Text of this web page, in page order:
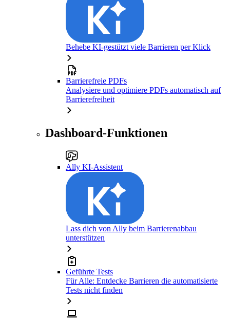
Behebe KI-gestützt viele Barrieren per Klick
Barrierefreie PDFs
Analysiere und optimiere PDFs automatisch auf
Barrierefreiheit
Dashboard-Funktionen
Ally KI-Assistent
Lass dich von Ally beim Barrierenabbau
unterstützen
Geführte Tests
Für Alle: Entdecke Barrieren die automatisierte
Tests nicht finden